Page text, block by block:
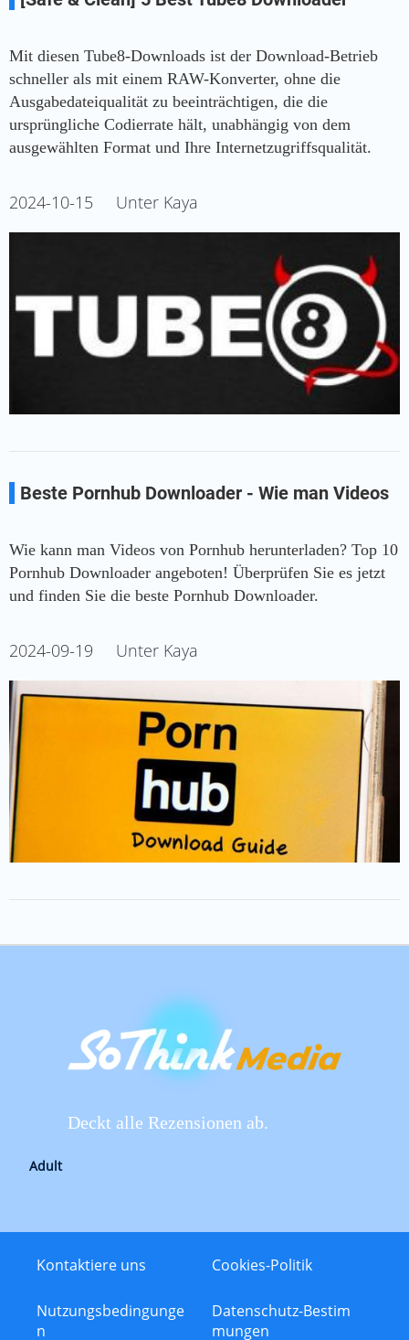
Mit diesen Tube8-Downloads ist der Download-Betrieb
schneller als mit einem RAW-Konverter, ohne die
Ausgabedateiqualität zu beeinträchtigen, die die
ursprüngliche Codierrate hält, unabhängig von dem
ausgewählten Format und Ihre Internetzugriffsqualität.
2024-10-15 Unter Kaya
Beste Pornhub Downloader - Wie man Videos
Wie kann man Videos von Pornhub herunterladen? Top 10
Pornhub Downloader angeboten! Überprüfen Sie es jetzt
und finden Sie die beste Pornhub Downloader.
2024-09-19 Unter Kaya
Deckt alle Rezensionen ab.
Adult
Kontaktiere uns Cookies-Politik
Nutzungsbedingunge
n
Datenschutz-Bestim
mungen